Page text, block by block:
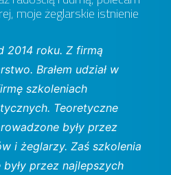
moje żeglarskie istnienie
2014 roku. Z firmą
Brałem udział w
szkoleniach
Teoretyczne
były przez
i żeglarzy. Zaś szkolenia
przez najlepszych